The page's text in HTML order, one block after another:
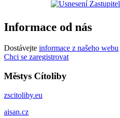
Informace od nás
Dostávejte informace z našeho webu
Chci se zaregistrovat
Městys Cítoliby
zscitoliby.eu
aisan.cz